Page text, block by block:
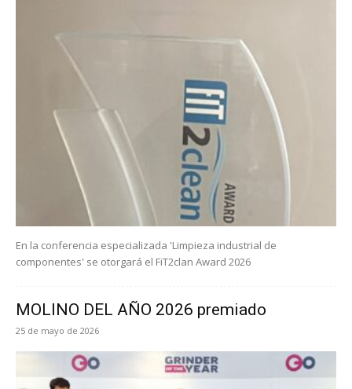
En la conferencia especializada 'Limpieza industrial de
componentes' se otorgará el FiT2clan Award 2026
MOLINO DEL AÑO 2026 premiado
25 de mayo de 2026